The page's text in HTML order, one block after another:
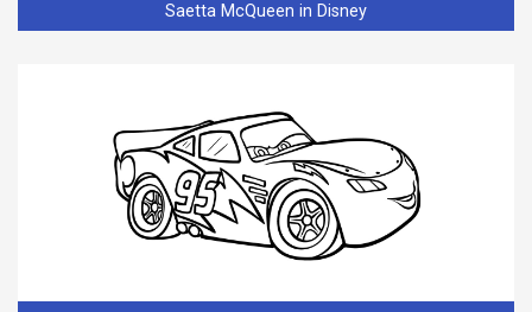
Saetta McQueen in Disney